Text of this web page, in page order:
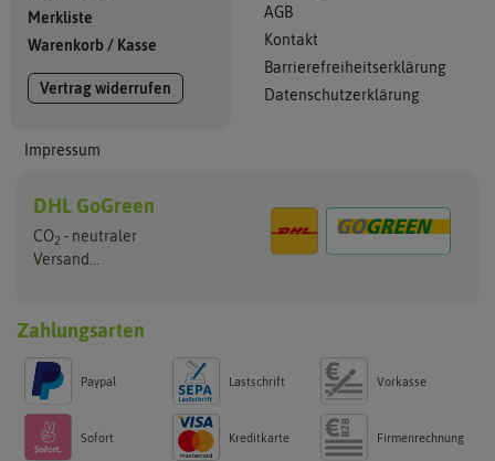
Merkliste
Warenkorb / Kasse
Vertrag widerrufen
Impressum
AGB
Kontakt
Barrierefreiheitserklärung
Datenschutzerklärung
DHL GoGreen
CO2 - neutraler
Versand...
Zahlungsarten
Paypal Lastschrift Vorkasse
Sofort Kreditkarte Firmenrechnung